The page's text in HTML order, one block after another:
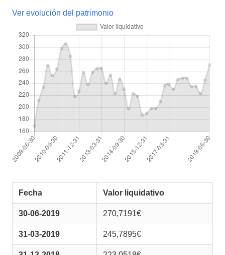
Ver evolución del patrimonio
Fecha Valor liquidativo
30-06-2019 270,7191€
31-03-2019 245,7895€